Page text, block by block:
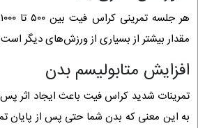
مقدار بیشتر از بسیاری از ورزش‌های دیگر
افزایش متابولیسم بدن
به این معنی که بدن شما حتی پس از پایان